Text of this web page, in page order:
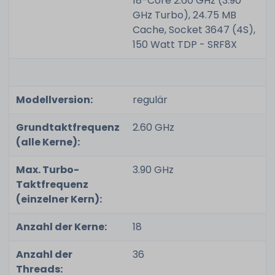
GHz Turbo), 24.75 MB
Cache, Socket 3647 (4S),
150 Watt TDP - SRF8X
Modellversion:
regulär
Grundtaktfrequenz
(alle Kerne):
2.60 GHz
Max. Turbo-
Taktfrequenz
(einzelner Kern):
3.90 GHz
Anzahl der Kerne:
18
Anzahl der
Threads:
36